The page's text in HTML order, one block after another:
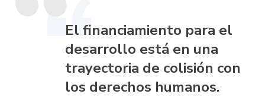
El financiamiento para el
desarrollo está en una
trayectoria de colisión con
los derechos humanos.